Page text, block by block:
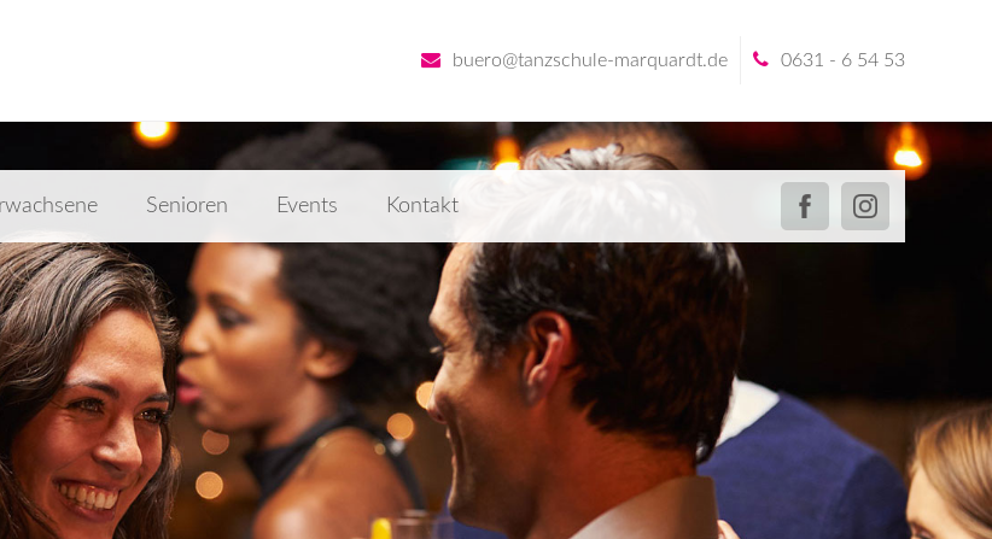
0631 - 6 54 53
buero@tanzschule-marquardt.de
Senioren Events Kontakt